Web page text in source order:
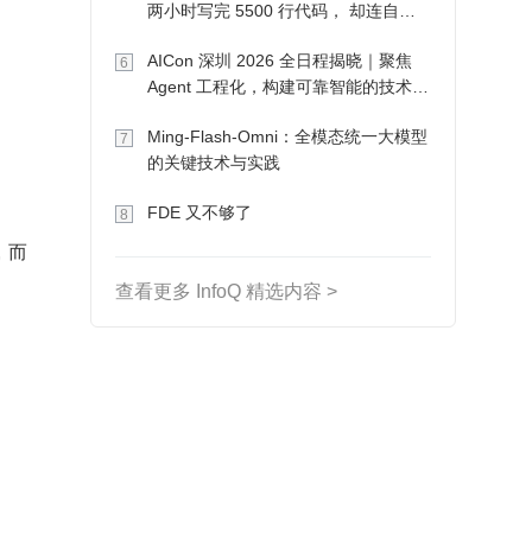
而
两小时写完 5500 行代码， 却连自己
6
AICon 深圳 2026 全日程揭晓｜聚焦
Agent 工程化，构建可靠智能的技术路
7
Ming-Flash-Omni：全模态统一大模型
的关键技术与实践
8 FDE 又不够了
查看更多 InfoQ 精选内容 >